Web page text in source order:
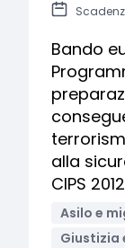
Bando
alla
CIPS
Asilo e
Giustizia